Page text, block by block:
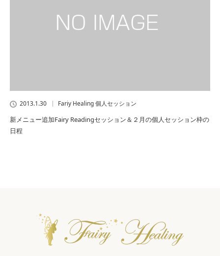
2013.1.30 Fariy Healing 個人セッション
新メニュー追加Fairy Readingセッション＆２月の個人セッション枠の
日程